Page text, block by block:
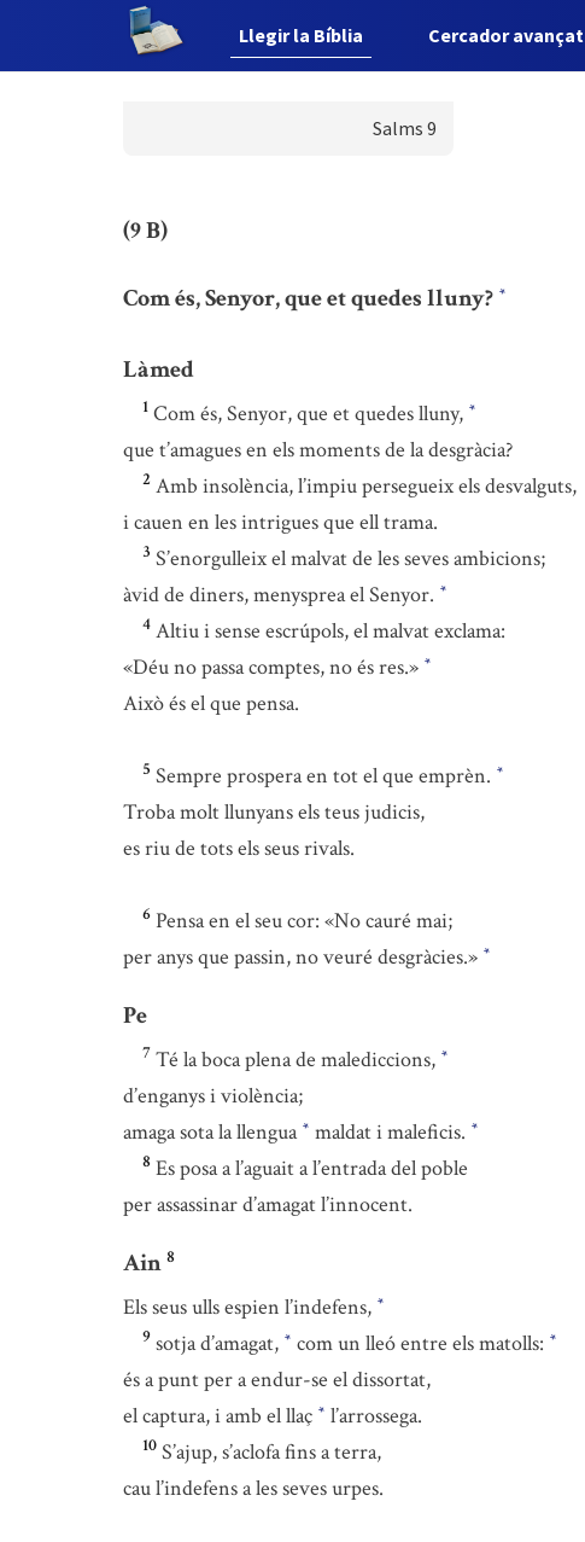
Llegir la Bíblia Cercador avançat
Salms 9
(9 B)
Com és, Senyor, que et quedes lluny? *
Làmed
1 Com és, Senyor, que et quedes lluny, *
que t’amagues en els moments de la desgràcia?
2 Amb insolència, l’impiu persegueix els desvalguts,
i cauen en les intrigues que ell trama.
3 S’enorgulleix el malvat de les seves ambicions;
àvid de diners, menysprea el Senyor. *
4 Altiu i sense escrúpols, el malvat exclama:
«Déu no passa comptes, no és res.» *
Això és el que pensa.
5 Sempre prospera en tot el que emprèn. *
Troba molt llunyans els teus judicis,
es riu de tots els seus rivals.
6 Pensa en el seu cor: «No cauré mai;
per anys que passin, no veuré desgràcies.» *
Pe
7 Té la boca plena de malediccions, *
d’enganys i violència;
amaga sota la llengua * maldat i maleficis. *
8 Es posa a l’aguait a l’entrada del poble
per assassinar d’amagat l’innocent.
Ain 8
Els seus ulls espien l’indefens, *
9 sotja d’amagat, * com un lleó entre els matolls: *
és a punt per a endur-se el dissortat,
el captura, i amb el llaç * l’arrossega.
10 S’ajup, s’aclofa fins a terra,
cau l’indefens a les seves urpes.